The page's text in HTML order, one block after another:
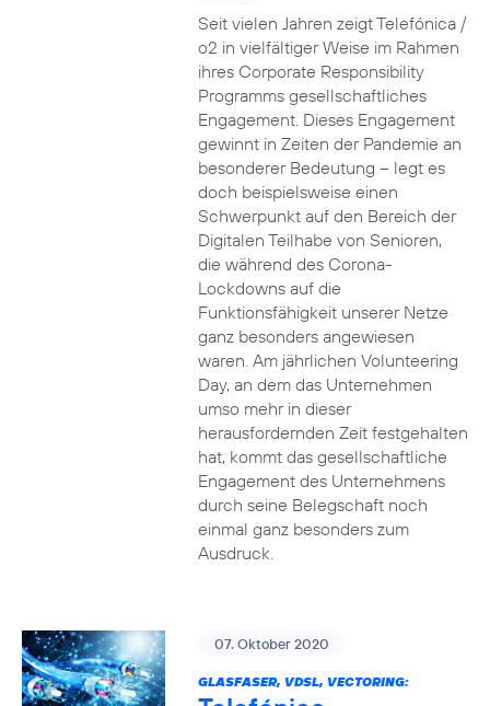
Seit vielen Jahren zeigt Telefónica /
o2 in vielfältiger Weise im Rahmen
ihres Corporate Responsibility
Programms gesellschaftliches
Engagement. Dieses Engagement
gewinnt in Zeiten der Pandemie an
besonderer Bedeutung – legt es
doch beispielsweise einen
Schwerpunkt auf den Bereich der
Digitalen Teilhabe von Senioren,
die während des Corona-
Lockdowns auf die
Funktionsfähigkeit unserer Netze
ganz besonders angewiesen
waren. Am jährlichen Volunteering
Day, an dem das Unternehmen
umso mehr in dieser
herausfordernden Zeit festgehalten
hat, kommt das gesellschaftliche
Engagement des Unternehmens
durch seine Belegschaft noch
einmal ganz besonders zum
Ausdruck.
07. Oktober 2020
GLASFASER, VDSL, VECTORING: